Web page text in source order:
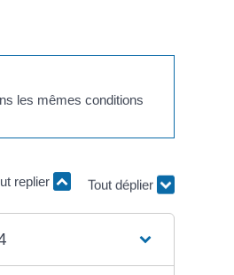
les mêmes conditions
replier
Tout déplier